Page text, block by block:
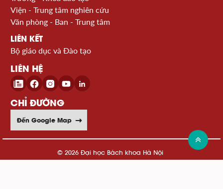
Viện - Trung tâm nghiên cứu
Văn phòng - Ban - Trung tâm
LIÊN KẾT
Bộ giáo dục và Đào tạo
LIÊN HỆ
CHỈ ĐƯỜNG
Đến Google Map
© 2026 Đại học Bách khoa Hà Nội